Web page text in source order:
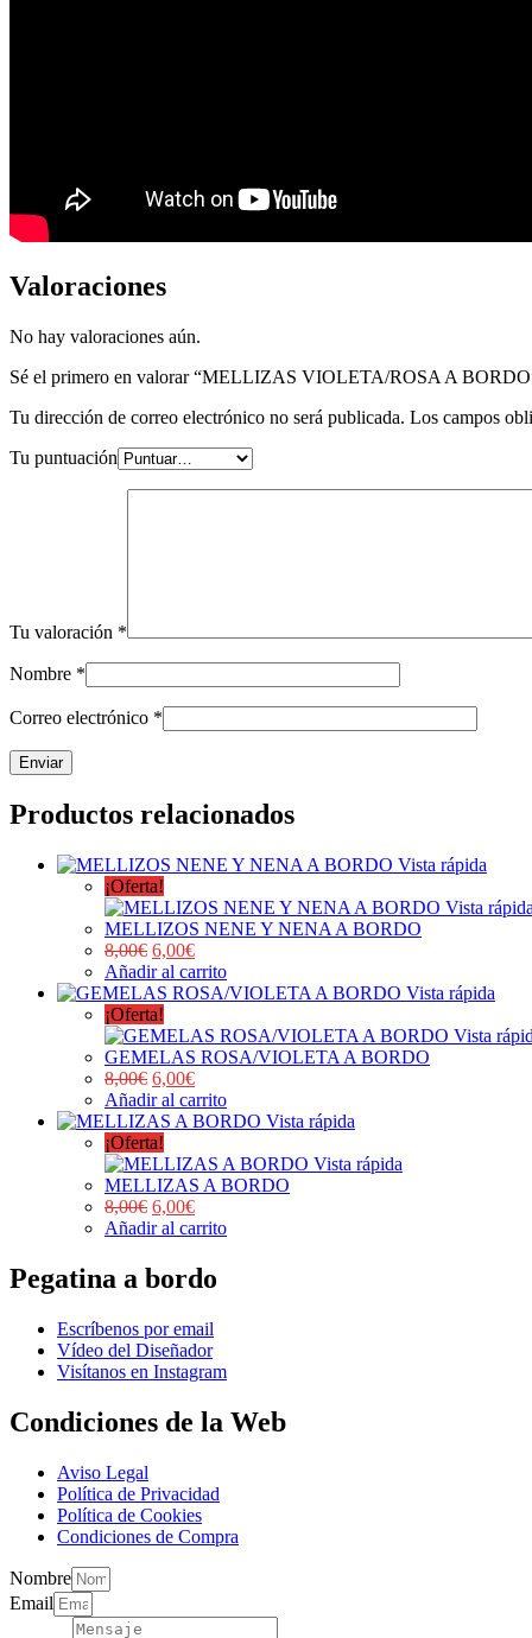
Valoraciones
No hay valoraciones aún.
Sé el primero en valorar “MELLIZAS VIOLETA/ROSA A
Tu dirección de correo electrónico no será publicada. Los campos
Tu puntuación
Tu valoración *
Nombre *
Correo electrónico *
Productos relacionados
Vista rápida
¡Oferta!
Vista
MELLIZOS NENE Y NENA A BORDO
8,00€ 6,00€
Añadir al carrito
Vista rápida
¡Oferta!
Vista
GEMELAS ROSA/VIOLETA A BORDO
8,00€ 6,00€
Añadir al carrito
Vista rápida
¡Oferta!
Vista rápida
MELLIZAS A BORDO
8,00€ 6,00€
Añadir al carrito
Pegatina a bordo
Escríbenos por email
Vídeo del Diseñador
Visítanos en Instagram
Condiciones de la Web
Aviso Legal
Política de Privacidad
Política de Cookies
Condiciones de Compra
Nombre
Email